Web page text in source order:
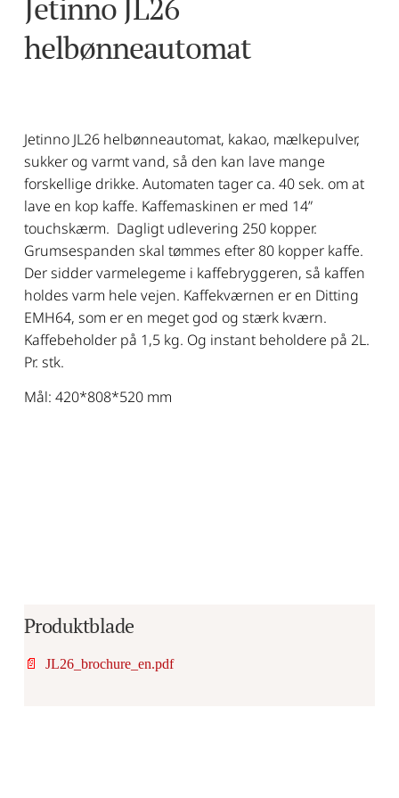
Jetinno JL26
helbønneautomat
Jetinno JL26 helbønneautomat, kakao, mælkepulver,
sukker og varmt vand, så den kan lave mange
forskellige drikke. Automaten tager ca. 40 sek. om at
lave en kop kaffe. Kaffemaskinen er med 14”
touchskærm. Dagligt udlevering 250 kopper.
Grumsespanden skal tømmes efter 80 kopper kaffe.
Der sidder varmelegeme i kaffebryggeren, så kaffen
holdes varm hele vejen. Kaffekværnen er en Ditting
EMH64, som er en meget god og stærk kværn.
Kaffebeholder på 1,5 kg. Og instant beholdere på 2L.
Pr. stk.
Mål: 420*808*520 mm
Produktblade
📄 JL26_brochure_en.pdf